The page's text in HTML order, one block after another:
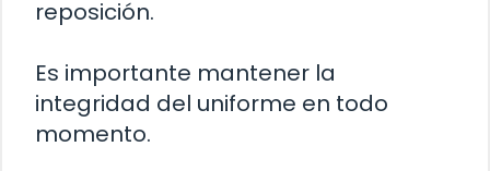
reposición.
Es importante mantener la
integridad del uniforme en todo
momento.